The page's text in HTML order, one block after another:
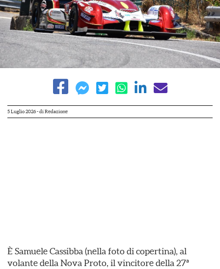
5 Luglio 2026- diRedazione
È Samuele Cassibba (nella foto di copertina), al
volante della Nova Proto, il vincitore della 27ª